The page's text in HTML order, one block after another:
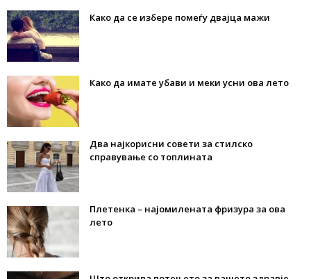
Како да се избере помеѓу двајца мажи
Како да имате убави и меки усни ова лето
Два најкорисни совети за стилско
справување со топлината
Плетенка – најомилената фризура за ова
лето